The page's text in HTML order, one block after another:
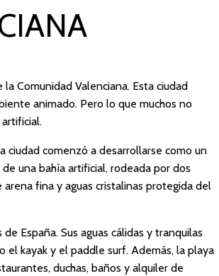
Comunidad Valenciana. Esta ciudad
animado. Pero lo que muchos no
ciudad comenzó a desarrollarse como un
una bahía artificial, rodeada por dos
fina y aguas cristalinas protegida del
España. Sus aguas cálidas y tranquilas
el kayak y el paddle surf. Además, la playa
duchas, baños y alquiler de